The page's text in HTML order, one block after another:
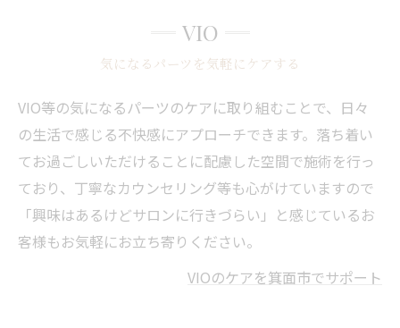
VIO
気になるパーツを気軽にケアする
VIO等の気になるパーツのケアに取り組むことで、日々
の生活で感じる不快感にアプローチできます。落ち着い
てお過ごしいただけることに配慮した空間で施術を行っ
ており、丁寧なカウンセリング等も心がけていますので
「興味はあるけどサロンに行きづらい」と感じているお
客様もお気軽にお立ち寄りください。
VIOのケアを箕面市でサポート